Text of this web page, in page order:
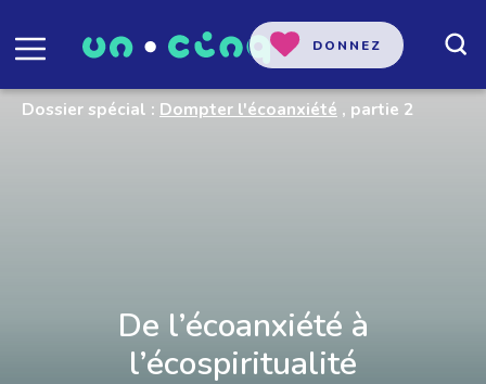
DONNEZ
Dossier spécial : Dompter l'écoanxiété , partie 2
De l’écoanxiété à
l’écospiritualité